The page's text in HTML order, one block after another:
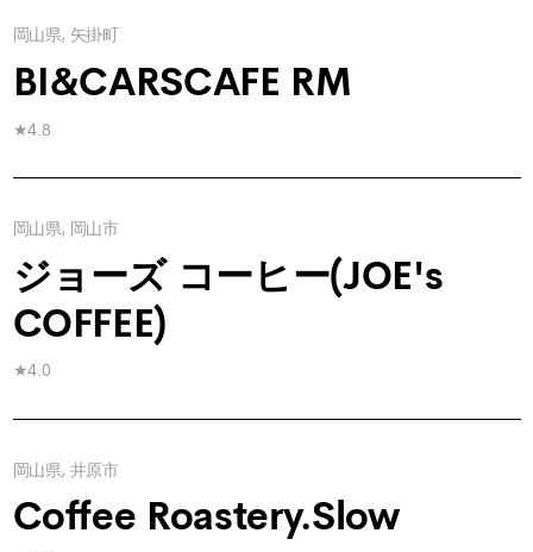
岡山県, 矢掛町
BI&CARSCAFE RM
★4.8
岡山県, 岡山市
ジョーズ コーヒー(JOE's
COFFEE)
★4.0
岡山県, 井原市
Coffee Roastery.Slow